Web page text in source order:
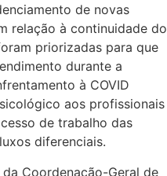
de novas
relação à continuidade do
priorizadas para que
durante a
à COVID
aos profissionais
de trabalho das
diferenciais.
Coordenação-Geral de